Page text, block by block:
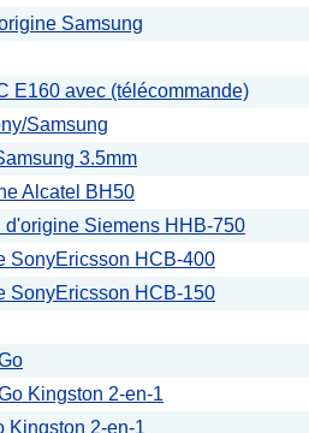
Samsung
E160 avec (télécommande)
Samsung
3.5mm
Alcatel BH50
d'origine Siemens HHB-750
SonyEricsson HCB-400
SonyEricsson HCB-150
Kingston 2-en-1
Kingston 2-en-1